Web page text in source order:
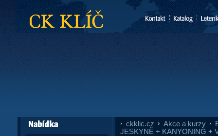
CK Klíč
dále nabízí
ckklic.cz Akce a kurzy»
JESKYNĚ + KANYONING +